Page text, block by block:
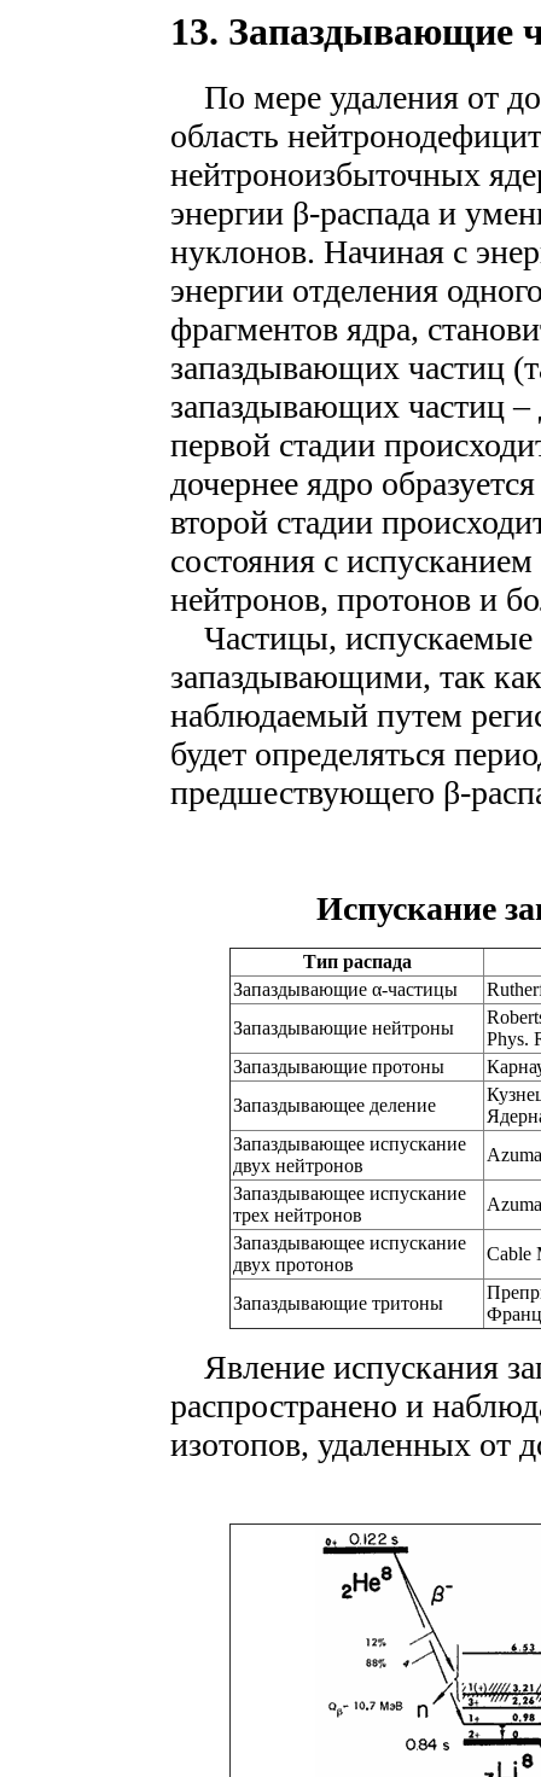
13. Запаздывающие
По мере удаления от
область
нейтроноизбыточных
энергии β-распада и
нуклонов. Начиная с
энергии отделения
фрагментов ядра,
запаздывающих частиц
запаздывающих частиц
первой стадии
дочернее ядро
второй стадии
состояния с
нейтронов, протонов и
Частицы, испускаемые
запаздывающими, так
наблюдаемый путем
будет определяться
предшествующего β-
Испускание
Тип распада
Запаздывающие α-частицы
Запаздывающие нейтроны
Phys.
Запаздывающие протоны
Запаздывающее деление
Запаздывающее испускание
двух нейтронов
Запаздывающее испускание
трех нейтронов
Запаздывающее испускание
двух протонов
Cable
Запаздывающие тритоны
Явление испускания
распространено и
изотопов, удаленных от